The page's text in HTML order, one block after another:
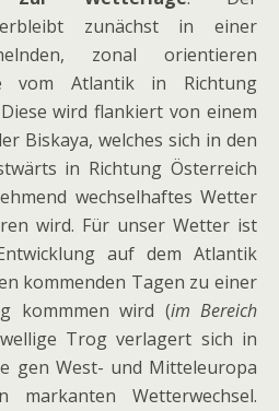
zunächst in einer
zonal orientieren
vom Atlantik in Richtung
wird flankiert von einem
Biskaya, welches sich in den
in Richtung Österreich
wechselhaftes Wetter
wird. Für unser Wetter ist
auf dem Atlantik
kommenden Tagen zu einer
kommmen wird (im Bereich
Trog verlagert sich in
gen West- und Mitteleuropa
Wetterwechsel.